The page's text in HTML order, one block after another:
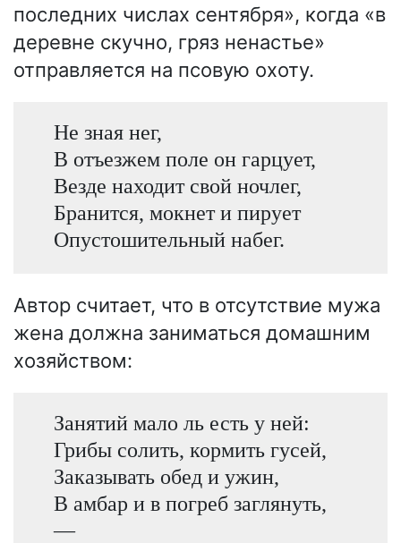
последних числах сентября», когда «в
деревне скучно, гряз ненастье»
отправляется на псовую охоту.
Не зная нег,
В отъезжем поле он гарцует,
Везде находит свой ночлег,
Бранится, мокнет и пирует
Опустошительный набег.
Автор считает, что в отсутствие мужа
жена должна заниматься домашним
хозяйством:
Занятий мало ль есть у ней:
Грибы солить, кормить гусей,
Заказывать обед и ужин,
В амбар и в погреб заглянуть,
—